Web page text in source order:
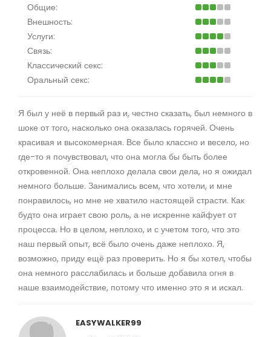
Общие:
Внешность:
Услуги:
Связь:
Классический секс:
Оральный секс:
Я был у неё в первый раз и, честно сказать, был немного в
шоке от того, насколько она оказалась горячей. Очень
красивая и высокомерная. Все было классно и весело, но
где-то я почувствовал, что она могла бы быть более
откровенной. Она неплохо делала свои дела, но я ожидал
немного больше. Занимались всем, что хотели, и мне
понравилось, но мне не хватило настоящей страсти. Как
будто она играет свою роль, а не искренне кайфует от
процесса. Но в целом, неплохо, и с учетом того, что это
наш первый опыт, всё было очень даже неплохо. Я,
возможно, приду ещё раз проверить. Но я бы хотел, чтобы
она немного расслабилась и больше добавила огня в
наше взаимодействие, потому что именно это я и искал.
EASYWALKER99